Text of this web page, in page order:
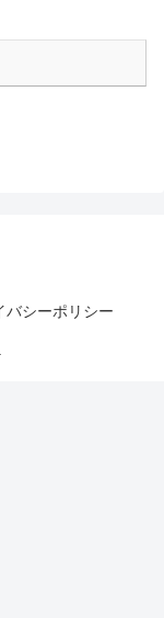
バシーポリシー